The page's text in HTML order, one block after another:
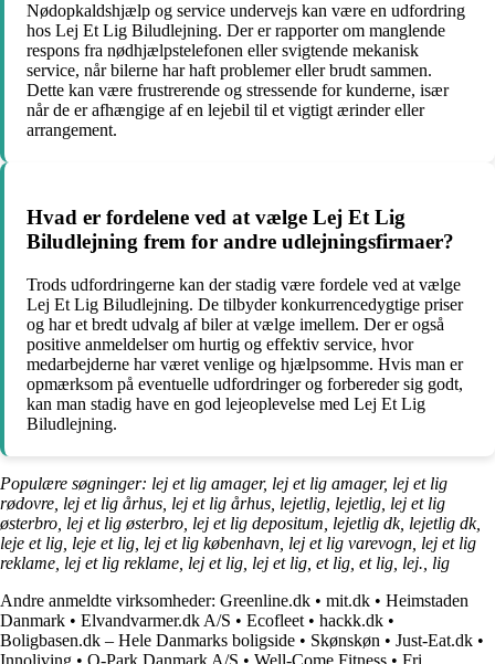
Nødopkaldshjælp og service undervejs kan være en udfordring
hos Lej Et Lig Biludlejning. Der er rapporter om manglende
respons fra nødhjælpstelefonen eller svigtende mekanisk
service, når bilerne har haft problemer eller brudt sammen.
Dette kan være frustrerende og stressende for kunderne, især
når de er afhængige af en lejebil til et vigtigt ærinder eller
arrangement.
Hvad er fordelene ved at vælge Lej Et Lig
Biludlejning frem for andre udlejningsfirmaer?
Trods udfordringerne kan der stadig være fordele ved at vælge
Lej Et Lig Biludlejning. De tilbyder konkurrencedygtige priser
og har et bredt udvalg af biler at vælge imellem. Der er også
positive anmeldelser om hurtig og effektiv service, hvor
medarbejderne har været venlige og hjælpsomme. Hvis man er
opmærksom på eventuelle udfordringer og forbereder sig godt,
kan man stadig have en god lejeoplevelse med Lej Et Lig
Biludlejning.
Populære søgninger: lej et lig amager, lej et lig amager, lej et lig
rødovre, lej et lig århus, lej et lig århus, lejetlig, lejetlig, lej et lig
østerbro, lej et lig østerbro, lej et lig depositum, lejetlig dk, lejetlig dk,
leje et lig, leje et lig, lej et lig københavn, lej et lig varevogn, lej et lig
reklame, lej et lig reklame, lej et lig, lej et lig, et lig, et lig, lej., lig
Andre anmeldte virksomheder: Greenline.dk • mit.dk • Heimstaden
Danmark • Elvandvarmer.dk A/S • Ecofleet • hackk.dk •
Boligbasen.dk – Hele Danmarks boligside • Skønskøn • Just-Eat.dk •
Innoliving • Q-Park Danmark A/S • Well-Come Fitness • Fri